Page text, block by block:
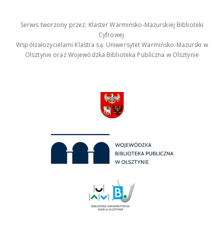
Serwis tworzony przez: Klaster Warmińsko-Mazurskiej Biblioteki
Cyfrowej.
Współzałożycielami Klastra są: Uniwersytet Warmińsko-Mazurski w
Olsztynie oraz Wojewódzka Biblioteka Publiczna w Olsztynie